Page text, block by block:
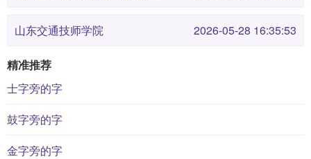
山东交通技师学院 2026-05-28 16:35:53
精准推荐
士字旁的字
鼓字旁的字
金字旁的字